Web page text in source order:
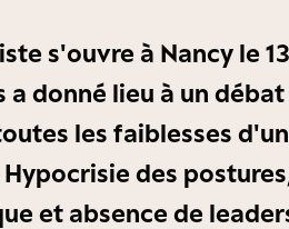
s'ouvre à Nancy le
donné lieu à un
les faiblesses
des
et absence de